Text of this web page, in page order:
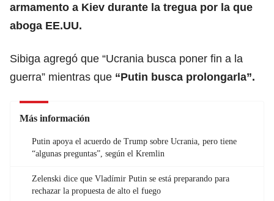
armamento a Kiev durante la tregua por la que
aboga EE.UU.
Sibiga agregó que “Ucrania busca poner fin a la
guerra” mientras que “Putin busca prolongarla”.
Más información
Putin apoya el acuerdo de Trump sobre Ucrania, pero tiene
“algunas preguntas”, según el Kremlin
Zelenski dice que Vladímir Putin se está preparando para
rechazar la propuesta de alto el fuego